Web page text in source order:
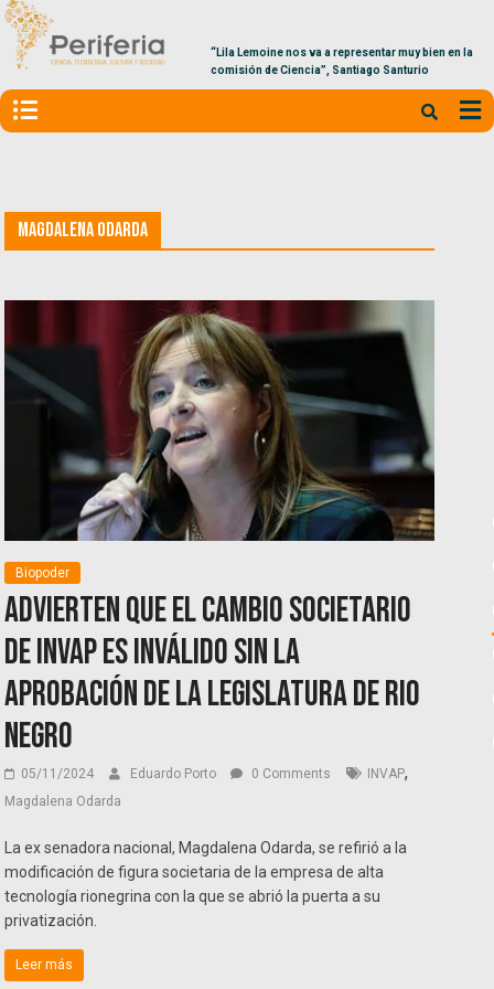
“Lila Lemoine nos va a representar muy bien en la
comisión de Ciencia”, Santiago Santurio
Magdalena Odarda
Biopoder
Advierten que el cambio societario
de INVAP es inválido sin la
aprobación de la legislatura de Rio
Negro
05/11/2024 Eduardo Porto 0 Comments INVAP,
Magdalena Odarda
La ex senadora nacional, Magdalena Odarda, se refirió a la
modificación de figura societaria de la empresa de alta
tecnología rionegrina con la que se abrió la puerta a su
privatización.
Leer más